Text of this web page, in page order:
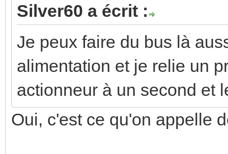
Silver60 a écrit :
Je peux faire du bus là
alimentation et je relie un
actionneur à un second et
Oui, c'est ce qu'on appelle